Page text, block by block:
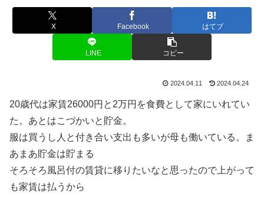
X Facebook はてブ
LINE コピー
2024.04.11 2024.04.24
20歳代は家賃26000円と2万円を食費として家にいれてい
た。あとはこづかいと貯金。
服は買うし人と付き合い支出も多いが母も働いている。ま
あまあ貯金は貯まる
そろそろ風呂付の賃貸に移りたいなと思ったので上がって
も家賃は払うから